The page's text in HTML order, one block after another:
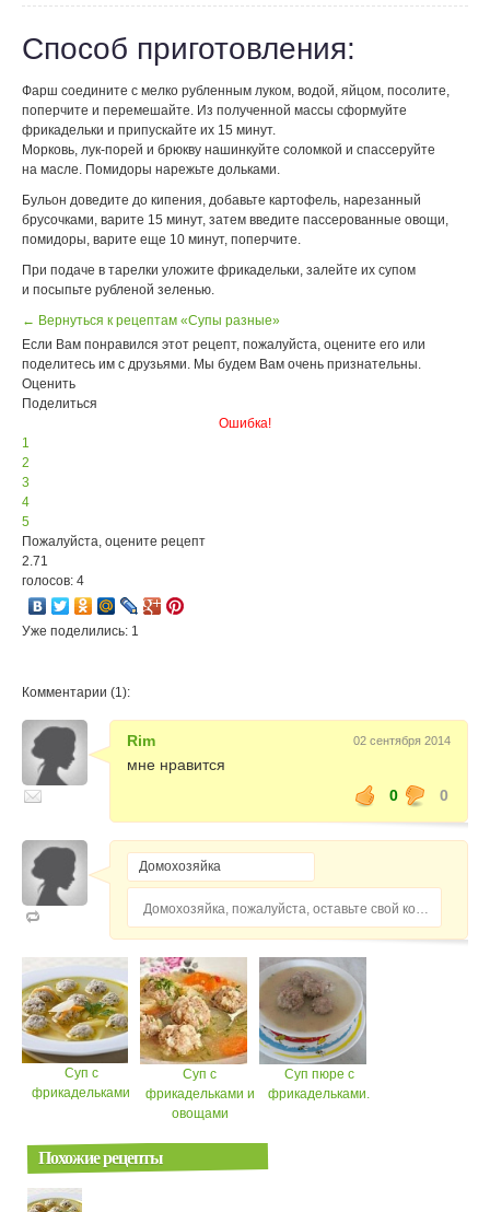
Способ приготовления:
Фарш соедините с мелко рубленным луком, водой, яйцом, посолите,
поперчите и перемешайте. Из полученной массы сформуйте
фрикадельки и припускайте их 15 минут.
Морковь, лук-порей и брюкву нашинкуйте соломкой и спассеруйте
на масле. Помидоры нарежьте дольками.
Бульон доведите до кипения, добавьте картофель, нарезанный
брусочками, варите 15 минут, затем введите пассерованные овощи,
помидоры, варите еще 10 минут, поперчите.
При подаче в тарелки уложите фрикадельки, залейте их супом
и посыпьте рубленой зеленью.
← Вернуться к рецептам «Супы разные»
Если Вам понравился этот рецепт, пожалуйста, оцените его или
поделитесь им с друзьями. Мы будем Вам очень признательны.
Оценить
Поделиться
Ошибка!
1
2
3
4
5
Пожалуйста, оцените рецепт
2.71
голосов: 4
Уже поделились: 1
Комментарии (1):
Rim 02 сентября 2014
мне нравится
0
0
Домохозяйка, пожалуйста, оставьте свой комментарий...
Суп с
фрикадельками
Суп с
фрикадельками и
овощами
Суп пюре с
фрикадельками.
Похожие рецепты